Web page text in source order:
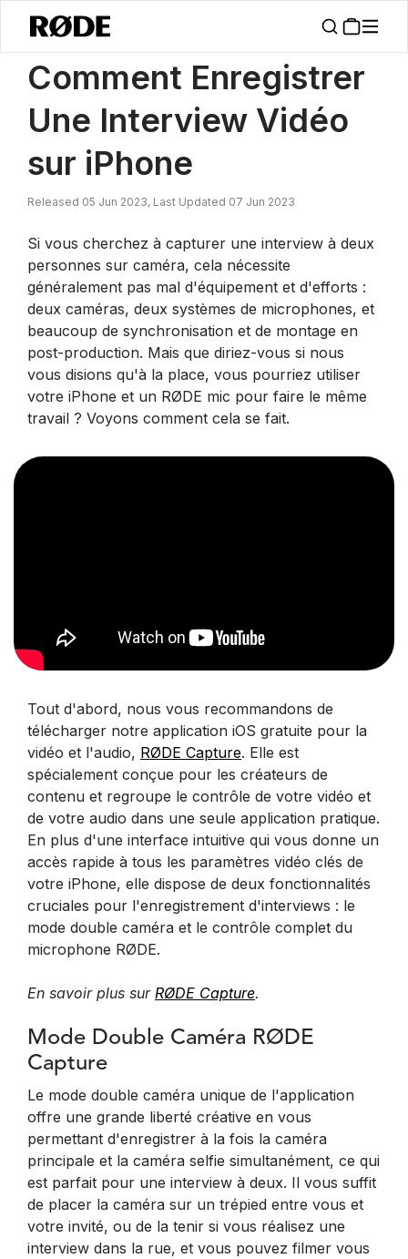
Nouvelles / Comment Enregistrer Une Interview Vidéo Sur IPhone
Comment Enregistrer
Une Interview Vidéo
sur iPhone
Released 05 Jun 2023, Last Updated 07 Jun 2023
Si vous cherchez à capturer une interview à deux
personnes sur caméra, cela nécessite
généralement pas mal d'équipement et d'efforts :
deux caméras, deux systèmes de microphones, et
beaucoup de synchronisation et de montage en
post-production. Mais que diriez-vous si nous
vous disions qu'à la place, vous pourriez utiliser
votre iPhone et un RØDE mic pour faire le même
travail ? Voyons comment cela se fait.
Tout d'abord, nous vous recommandons de
télécharger notre application iOS gratuite pour la
vidéo et l'audio, RØDE Capture. Elle est
spécialement conçue pour les créateurs de
contenu et regroupe le contrôle de votre vidéo et
de votre audio dans une seule application pratique.
En plus d'une interface intuitive qui vous donne un
accès rapide à tous les paramètres vidéo clés de
votre iPhone, elle dispose de deux fonctionnalités
cruciales pour l'enregistrement d'interviews : le
mode double caméra et le contrôle complet du
microphone RØDE.
En savoir plus sur RØDE Capture.
Mode Double Caméra RØDE
Capture
Le mode double caméra unique de l'application
offre une grande liberté créative en vous
permettant d'enregistrer à la fois la caméra
principale et la caméra selfie simultanément, ce qui
est parfait pour une interview à deux. Il vous suffit
de placer la caméra sur un trépied entre vous et
votre invité, ou de la tenir si vous réalisez une
interview dans la rue, et vous pouvez filmer vous